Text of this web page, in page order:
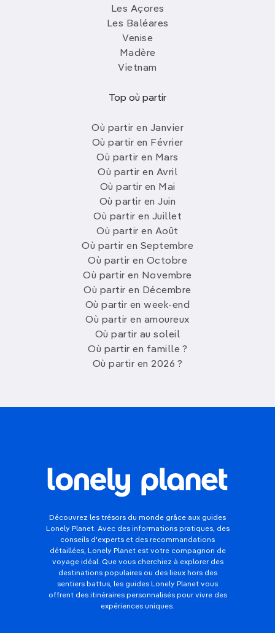
Les Açores
Les Baléares
Venise
Madère
Vietnam
Top où partir
Où partir en Janvier
Où partir en Février
Où partir en Mars
Où partir en Avril
Où partir en Mai
Où partir en Juin
Où partir en Juillet
Où partir en Août
Où partir en Septembre
Où partir en Octobre
Où partir en Novembre
Où partir en Décembre
Où partir en week-end
Où partir en amoureux
Où partir au soleil
Où partir en famille ?
Où partir en 2026 ?
Découvrez les trésors du monde grâce aux guides
Lonely Planet. Avec des informations pratiques, des
conseils d'experts et des recommandations
détaillées, Lonely Planet est votre compagnon de
voyage idéal. Que vous cherchiez à explorer des
destinations populaires ou des lieux hors des
sentiers battus, les guides Lonely Planet vous
offrent des itinéraires personnalisés pour vivre des
expériences uniques.